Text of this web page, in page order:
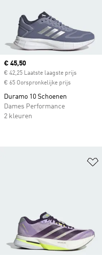
Current price
€ 45,50
€ 42,25 Laatste laagste prijs
€ 65 Oorspronkelijke prijs
Duramo 10 Schoenen
Dames Performance
2 kleuren